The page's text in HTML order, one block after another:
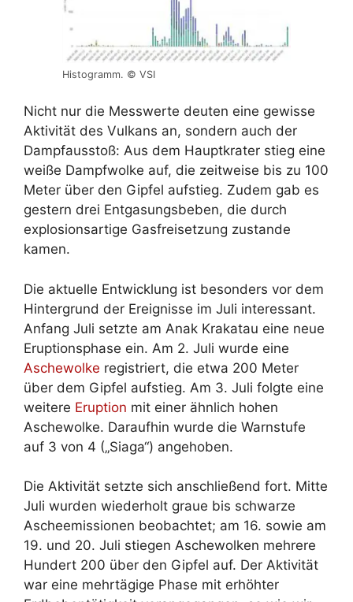
Histogramm. © VSI
Nicht nur die Messwerte deuten eine gewisse
Aktivität des Vulkans an, sondern auch der
Dampfausstoß: Aus dem Hauptkrater stieg eine
weiße Dampfwolke auf, die zeitweise bis zu 100
Meter über den Gipfel aufstieg. Zudem gab es
gestern drei Entgasungsbeben, die durch
explosionsartige Gasfreisetzung zustande
kamen.
Die aktuelle Entwicklung ist besonders vor dem
Hintergrund der Ereignisse im Juli interessant.
Anfang Juli setzte am Anak Krakatau eine neue
Eruptionsphase ein. Am 2. Juli wurde eine
Aschewolke registriert, die etwa 200 Meter
über dem Gipfel aufstieg. Am 3. Juli folgte eine
weitere Eruption mit einer ähnlich hohen
Aschewolke. Daraufhin wurde die Warnstufe
auf 3 von 4 („Siaga“) angehoben.
Die Aktivität setzte sich anschließend fort. Mitte
Juli wurden wiederholt graue bis schwarze
Ascheemissionen beobachtet; am 16. sowie am
19. und 20. Juli stiegen Aschewolken mehrere
Hundert 200 über den Gipfel auf. Der Aktivität
war eine mehrtägige Phase mit erhöhter